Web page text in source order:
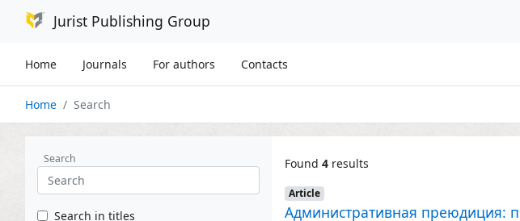
Jurist Publishing Group
Home Journals For authors Contacts
Home Search
Search
Search in titles
Found 4 results
Article
Административная преюдиция: